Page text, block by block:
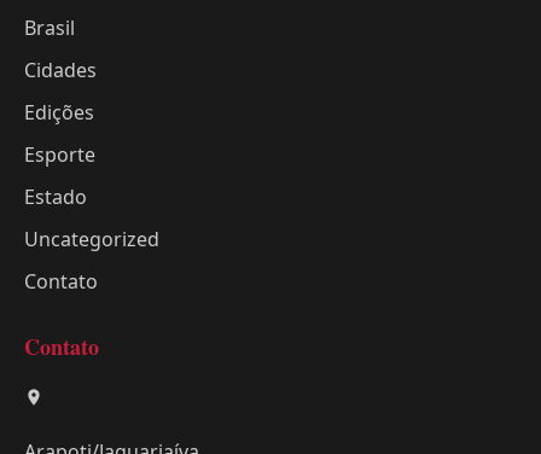
Brasil
Cidades
Edições
Esporte
Estado
Uncategorized
Contato
Contato